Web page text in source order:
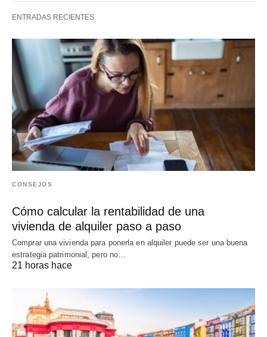
ENTRADAS RECIENTES
CONSEJOS
Cómo calcular la rentabilidad de una
vivienda de alquiler paso a paso
Comprar una vivienda para ponerla en alquiler puede ser una buena
estrategia patrimonial, pero no…
21 horas hace